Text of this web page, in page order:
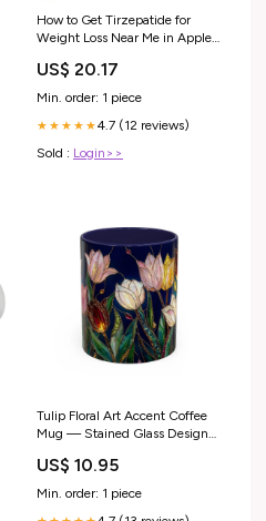
How to Get Tirzepatide for
Weight Loss Near Me in Apple
US$ 20.17
Min. order: 1 piece
★★★★★4.7 (12 reviews)
Sold : Login>>
Tulip Floral Art Accent Coffee
Mug — Stained Glass Design
US$ 10.95
Min. order: 1 piece